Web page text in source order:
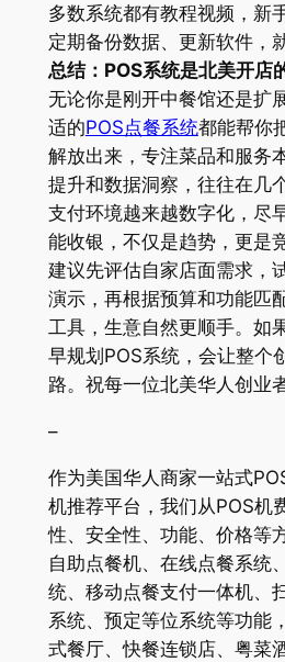
多数系统都有教程视频，新
定期备份数据、更新软件，
总结：POS系统是北美开店
无论你是刚开中餐馆还是扩
适的POS点餐系统都能帮你
解放出来，专注菜品和服务
提升和数据洞察，往往在几
支付环境越来越数字化，尽
能收银，不仅是趋势，更是
建议先评估自家店面需求，
演示，再根据预算和功能匹
工具，生意自然更顺手。如
早规划POS系统，会让整个
路。祝每一位北美华人创业
–
作为美国华人商家一站式
机推荐平台，我们从POS机
性、安全性、功能、价格等
自助点餐机、在线点餐系统
统、移动点餐支付一体机、
系统、预定等位系统等功能
式餐厅、快餐连锁店、粤菜